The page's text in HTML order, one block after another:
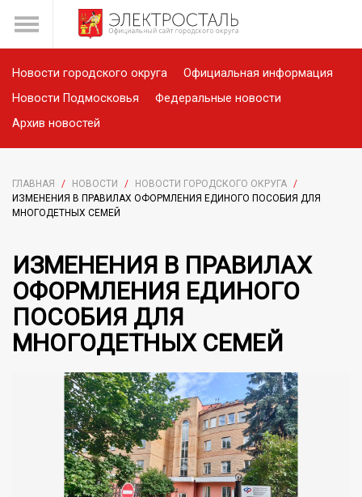
Новости городского округа
Официальная информация
Новости Подмосковья
Федеральные новости
Архив новостей
ГЛАВНАЯ / НОВОСТИ / НОВОСТИ ГОРОДСКОГО ОКРУГА /
ИЗМЕНЕНИЯ В ПРАВИЛАХ ОФОРМЛЕНИЯ ЕДИНОГО ПОСОБИЯ ДЛЯ
МНОГОДЕТНЫХ СЕМЕЙ
ИЗМЕНЕНИЯ В ПРАВИЛАХ
ОФОРМЛЕНИЯ ЕДИНОГО
ПОСОБИЯ ДЛЯ
МНОГОДЕТНЫХ СЕМЕЙ